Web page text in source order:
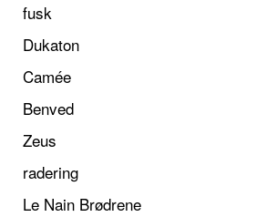
fusk
Dukaton
Camée
Benved
Zeus
radering
Le Nain Brødrene